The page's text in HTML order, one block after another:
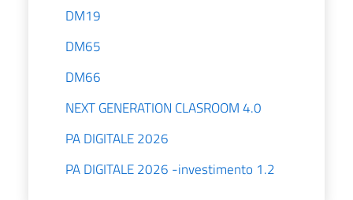
DM19
DM65
DM66
NEXT GENERATION CLASROOM 4.0
PA DIGITALE 2026
PA DIGITALE 2026 -investimento 1.2